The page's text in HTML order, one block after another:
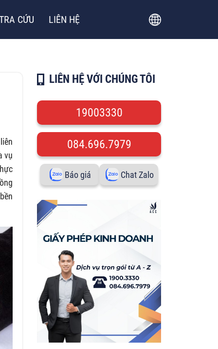
CỨU LIÊN HỆ
vụ
LIÊN HỆ VỚI CHÚNG TÔI
19003330
084.696.7979
Báo giá Chat Zalo